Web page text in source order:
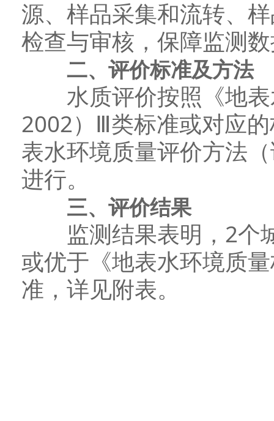
源、样品采集和流转、
检查与审核，保障监测
二、评价标准及方法
水质评价按照《地表
2002）Ⅲ类标准或对应
表水环境质量评价方法
进行。
三、评价结果
监测结果表明，2个
或优于《地表水环境质
准，详见附表。